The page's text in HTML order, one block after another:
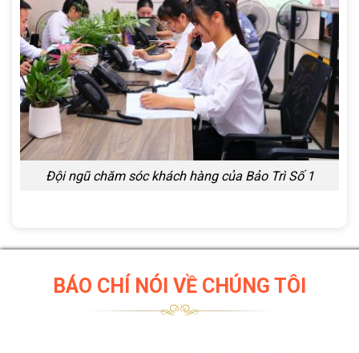
Đội ngũ chăm sóc khách hàng của Bảo Trì Số 1
BÁO CHÍ NÓI VỀ CHÚNG TÔI